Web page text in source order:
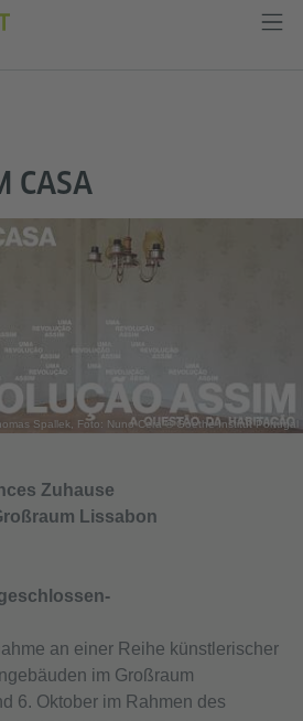
CASA
Spallek, Foto: Nuno Cera © Goethe-Institut Portugal
Zuhause
Lissabon
an einer Reihe künstlerischer
im Großraum
6. Oktober im Rahmen des